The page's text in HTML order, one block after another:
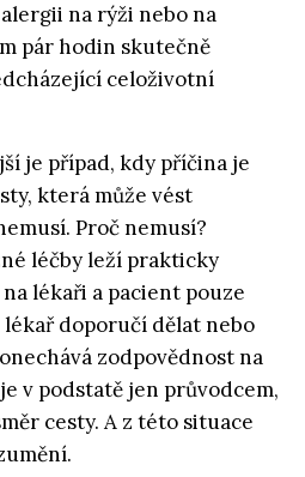
na rýži nebo na
pár hodin skutečně
celoživotní
je případ, kdy příčina je
která může vést
Proč nemusí?
léčby leží prakticky
lékaři a pacient pouze
lékař doporučí dělat nebo
zodpovědnost na
v podstatě jen průvodcem,
cesty. A z této situace